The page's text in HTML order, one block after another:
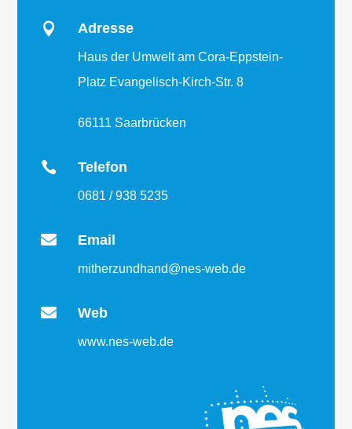
 Adresse
Haus der Umwelt am Cora-Eppstein-
Platz Evangelisch-Kirch-Str. 8
66111 Saarbrücken
 Telefon
0681 / 938 5235
 Email
mitherzundhand@nes-web.de
 Web
www.nes-web.de